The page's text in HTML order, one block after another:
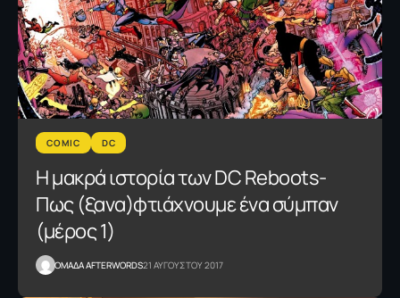
COMIC DC
Η μακρά ιστορία των DC Reboots-
Πως (ξανα)φτιάχνουμε ένα σύμπαν
(μέρος 1)
OΜΑΔΑ AFTERWORDS21 ΑΥΓΟΥΣΤΟΥ 2017